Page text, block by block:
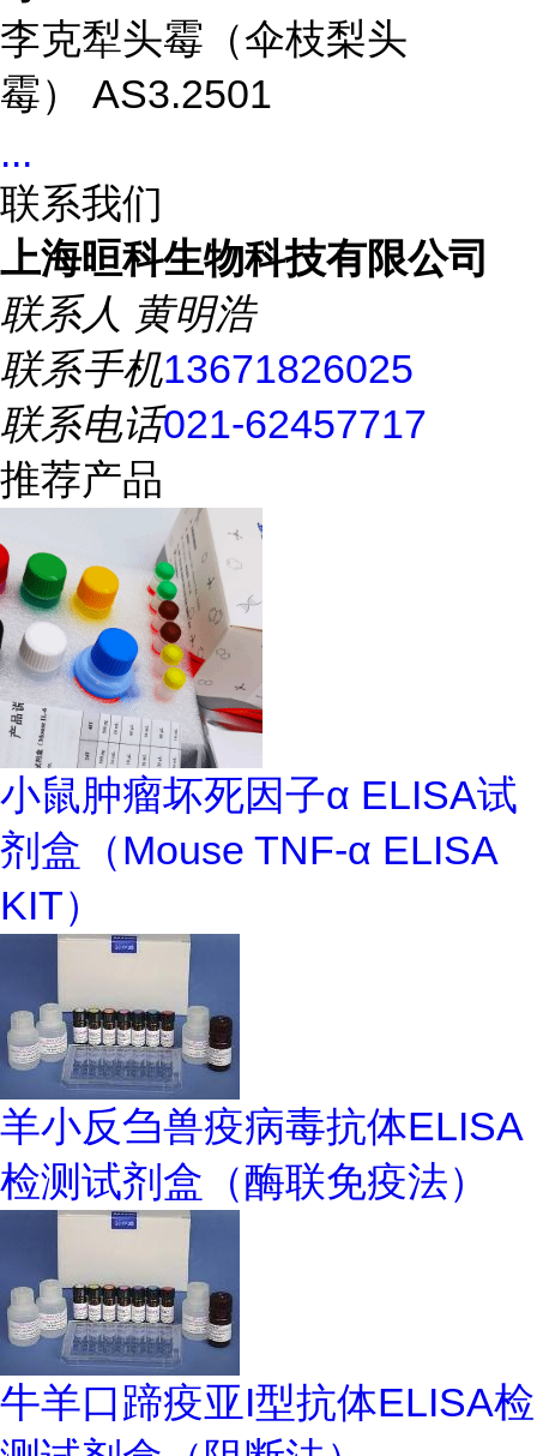
李克犁头霉（伞枝梨头
霉） AS3.2501
...
联系我们
上海晅科生物科技有限公司
联系人 黄明浩
联系手机13671826025
联系电话021-62457717
推荐产品
小鼠肿瘤坏死因子α ELISA试
剂盒（Mouse TNF-α ELISA
KIT）
羊小反刍兽疫病毒抗体ELISA
检测试剂盒（酶联免疫法）
牛羊口蹄疫亚I型抗体ELISA检